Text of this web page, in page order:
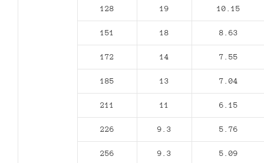
128 19 10.15
151 18 8.63
172 14 7.55
185 13 7.04
211 11 6.15
226 9.3 5.76
256 9.3 5.09